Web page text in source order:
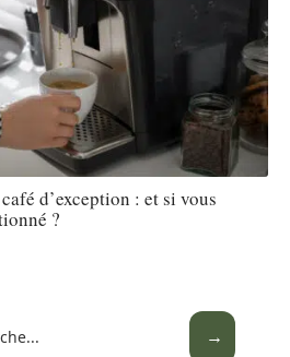
d’exception : et si vous
?